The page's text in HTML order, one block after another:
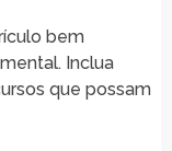
bem
Inclua
que possam